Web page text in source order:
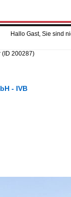
Hallo Gast, Sie sind
(ID 200287)
- IVB